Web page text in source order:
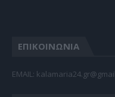
ΕΠΙΚΟΙΝΩΝΙΑ
EMAIL: